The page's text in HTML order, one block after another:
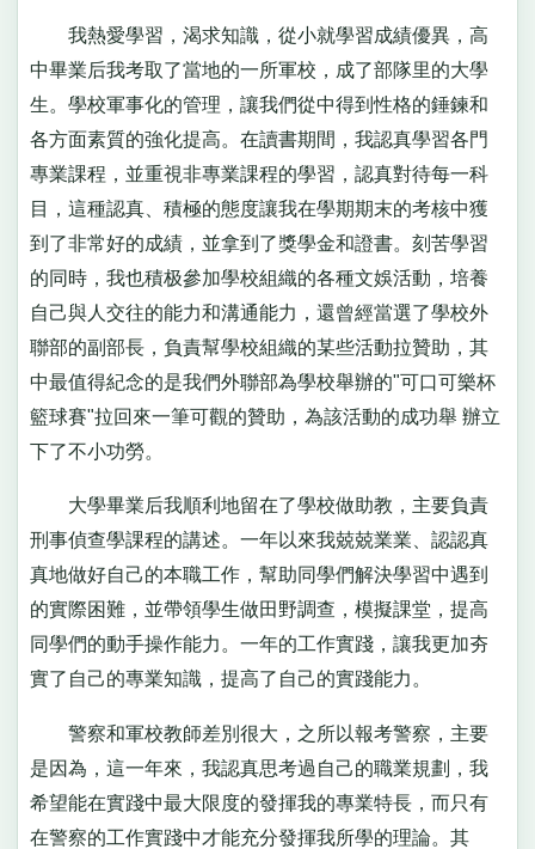
我熱愛學習，渴求知識，從小就學習成績優異，高
中畢業后我考取了當地的一所軍校，成了部隊里的大學
生。學校軍事化的管理，讓我們從中得到性格的錘鍊和
各方面素質的強化提高。在讀書期間，我認真學習各門
專業課程，並重視非專業課程的學習，認真對待每一科
目，這種認真、積極的態度讓我在學期期末的考核中獲
到了非常好的成績，並拿到了獎學金和證書。刻苦學習
的同時，我也積极參加學校組織的各種文娛活動，培養
自己與人交往的能力和溝通能力，還曾經當選了學校外
聯部的副部長，負責幫學校組織的某些活動拉贊助，其
中最值得紀念的是我們外聯部為學校舉辦的"可口可樂杯
籃球賽"拉回來一筆可觀的贊助，為該活動的成功舉 辦立
下了不小功勞。
大學畢業后我順利地留在了學校做助教，主要負責
刑事偵查學課程的講述。一年以來我兢兢業業、認認真
真地做好自己的本職工作，幫助同學們解決學習中遇到
的實際困難，並帶領學生做田野調查，模擬課堂，提高
同學們的動手操作能力。一年的工作實踐，讓我更加夯
實了自己的專業知識，提高了自己的實踐能力。
警察和軍校教師差別很大，之所以報考警察，主要
是因為，這一年來，我認真思考過自己的職業規劃，我
希望能在實踐中最大限度的發揮我的專業特長，而只有
在警察的工作實踐中才能充分發揮我所學的理論。其